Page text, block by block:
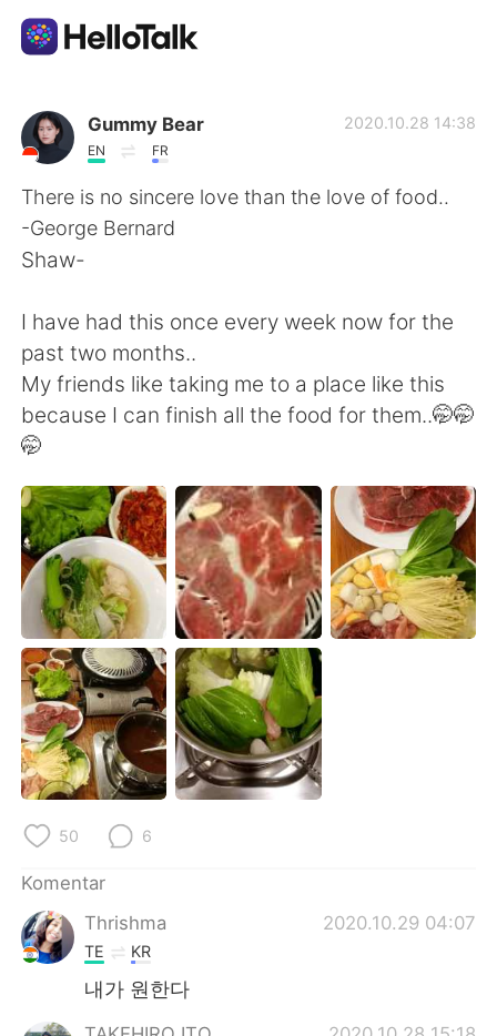
Aplikasi Pertukaran Bahasa
AI Grammar Checker
Indonesia
English 简体中文
繁體中文 Español
Deutsch 日本語
한국어 Русский
ไทย Italiano
Türkçe Tiếng Việt
Português
Gummy Bear
EN FR
2020.10.28 14:38
There is no sincere love than the love of food..
-George Bernard
Shaw-
I have had this once every week now for the
past two months..
My friends like taking me to a place like this
because I can finish all the food for them..🤭🤭
🤭
50 6
Komentar
Thrishma
2020.10.29 04:07
TE KR
내가 원한다